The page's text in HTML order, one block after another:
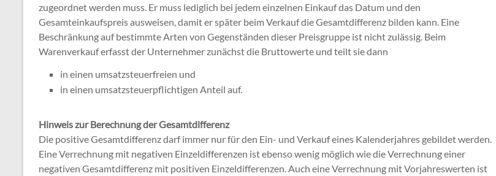
zugeordnet werden muss. Er muss lediglich bei jedem einzelnen Einkauf das Datum und den
Gesamteinkaufspreis ausweisen, damit er später beim Verkauf die Gesamtdifferenz bilden kann. Eine
Beschränkung auf bestimmte Arten von Gegenständen dieser Preisgruppe ist nicht zulässig. Beim
Warenverkauf erfasst der Unternehmer zunächst die Bruttowerte und teilt sie dann
in einen umsatzsteuerfreien und
in einen umsatzsteuerpflichtigen Anteil auf.
Hinweis zur Berechnung der Gesamtdifferenz
Die positive Gesamtdifferenz darf immer nur für den Ein- und Verkauf eines Kalenderjahres gebildet werden.
Eine Verrechnung mit negativen Einzeldifferenzen ist ebenso wenig möglich wie die Verrechnung einer
negativen Gesamtdifferenz mit positiven Einzeldifferenzen. Auch eine Verrechnung mit Vorjahreswerten ist